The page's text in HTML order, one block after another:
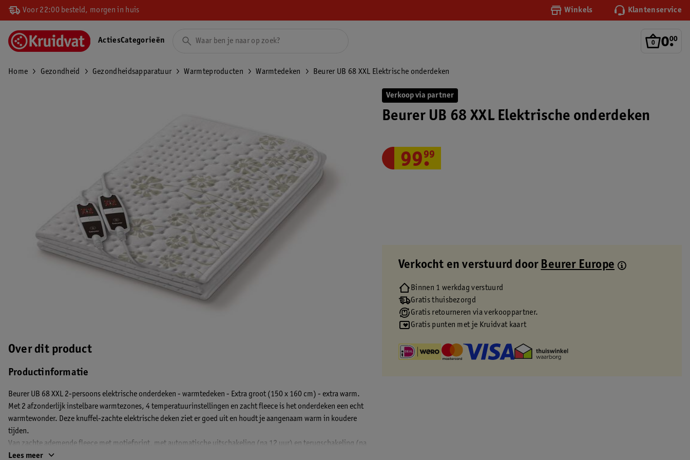
Voor 22:00 besteld, morgen in huis Winkels Klantenservice
0.
00
ActiesCategorieën
Home Gezondheid Gezondheidsapparatuur Warmteproducten Warmtedeken Beurer UB 68 XXL Elektrische onderdeken
Over dit product
Productinformatie
Beurer UB 68 XXL 2-persoons elektrische onderdeken - warmtedeken - Extra groot (150 x 160 cm) - extra warm.
Met 2 afzonderlijk instelbare warmtezones, 4 temperatuurinstellingen en zacht fleece is het onderdeken een echt
warmtewonder. Deze knuffel-zachte elektrische deken ziet er goed uit en houdt je aangenaam warm in koudere
tijden.
Van zachte ademende fleece met motiefprint, met automatische uitschakeling (na 12 uur) en terugschakeling (na
3 uur).
Lees meer
Verkoop via partner
Beurer UB 68 XXL Elektrische onderdeken
99.
99
Verkocht en verstuurd door Beurer Europe
Binnen 1 werkdag verstuurd
Gratis thuisbezorgd
Gratis retourneren via verkooppartner.
Gratis punten met je Kruidvat kaart